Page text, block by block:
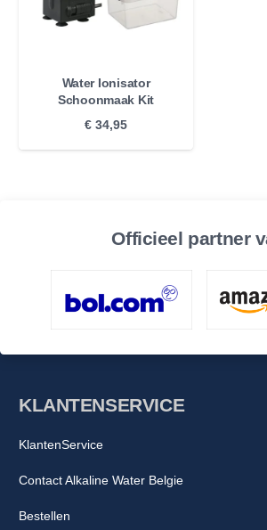
Water Ionisator
Schoonmaak Kit
€ 34,95
Officieel partner
KLANTENSERVICE
KlantenService
Contact Alkaline Water Belgie
Bestellen